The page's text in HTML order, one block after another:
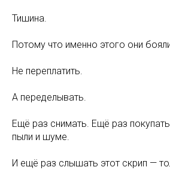
Тишина.
Потому что именно этого они
Не переплатить.
А переделывать.
Ещё раз снимать. Ещё раз
пыли и шуме.
И ещё раз слышать этот скрип —